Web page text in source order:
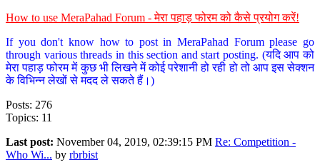
How to use MeraPahad Forum - मेरा पहाड़ फोरम को कैसे प्रयोग करें!
If you don't know how to post in MeraPahad Forum please go
through various threads in this section and start posting. (यदि आप को
मेरा पहाड़ फोरम में कुछ भी लिखने में कोई परेशानी हो रही हो तो आप इस सेक्शन
के विभिन्न लेखों से मदद ले सकते हैं।)
Posts: 276
Topics: 11
Last post: November 04, 2019, 02:39:15 PM Re: Competition -
Who Wi... by rbrbist